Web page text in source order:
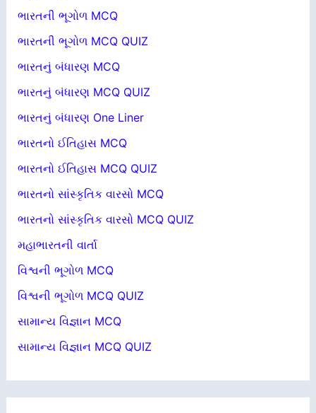
ભારતની ભૂગોળ MCQ
ભારતની ભૂગોળ MCQ QUIZ
ભારતનું બંધારણ MCQ
ભારતનું બંધારણ MCQ QUIZ
ભારતનું બંધારણ One Liner
ભારતનો ઈતિહાસ MCQ
ભારતનો ઈતિહાસ MCQ QUIZ
ભારતનો સાંસ્કૃતિક વારસો MCQ
ભારતનો સાંસ્કૃતિક વારસો MCQ QUIZ
મહાભારતની વાર્તા
વિશ્વની ભૂગોળ MCQ
વિશ્વની ભૂગોળ MCQ QUIZ
સામાન્ય વિજ્ઞાન MCQ
સામાન્ય વિજ્ઞાન MCQ QUIZ